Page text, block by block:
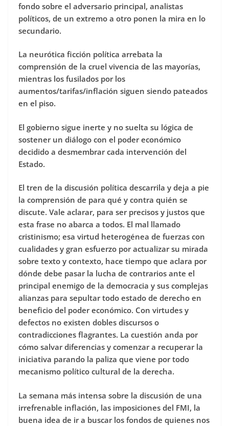
fondo sobre el adversario principal, analistas
políticos, de un extremo a otro ponen la mira en lo
secundario.
La neurótica ficción política arrebata la
comprensión de la cruel vivencia de las mayorías,
mientras los fusilados por los
aumentos/tarifas/inflación siguen siendo pateados
en el piso.
El gobierno sigue inerte y no suelta su lógica de
sostener un diálogo con el poder económico
decidido a desmembrar cada intervención del
Estado.
El tren de la discusión política descarrila y deja a pie
la comprensión de para qué y contra quién se
discute. Vale aclarar, para ser precisos y justos que
esta frase no abarca a todos. El mal llamado
cristinismo; esa virtud heterogénea de fuerzas con
cualidades y gran esfuerzo por actualizar su mirada
sobre texto y contexto, hace tiempo que aclara por
dónde debe pasar la lucha de contrarios ante el
principal enemigo de la democracia y sus complejas
alianzas para sepultar todo estado de derecho en
beneficio del poder económico. Con virtudes y
defectos no existen dobles discursos o
contradicciones flagrantes. La cuestión anda por
cómo salvar diferencias y comenzar a recuperar la
iniciativa parando la paliza que viene por todo
mecanismo político cultural de la derecha.
La semana más intensa sobre la discusión de una
irrefrenable inflación, las imposiciones del FMI, la
buena idea de ir a buscar los fondos de quienes nos